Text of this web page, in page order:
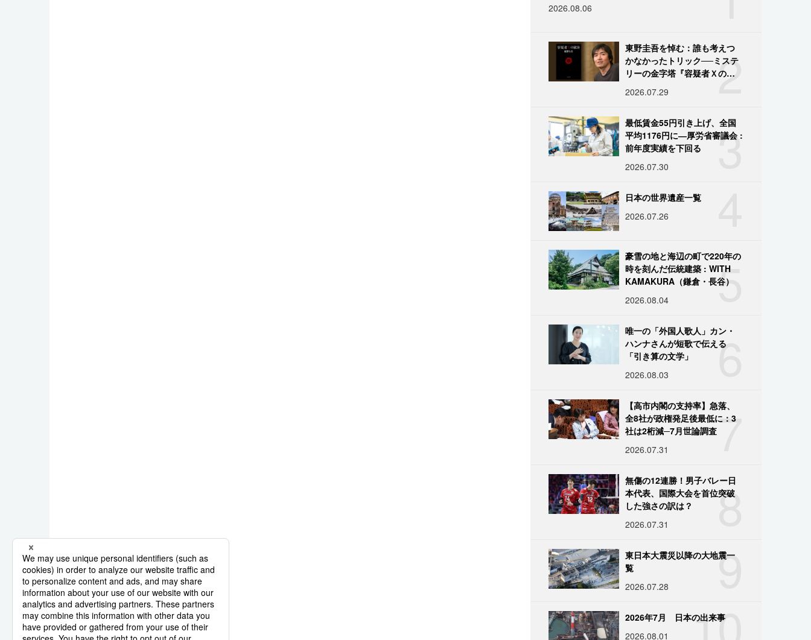
2026.08.06
2
東野圭吾を悼む：誰も考えつ
かなかったトリック──ミステ
リーの金字塔『容疑者Ｘの献
2026.07.29
3
最低賃金55円引き上げ、全国
平均1176円に―厚労省審議会 :
前年度実績を下回る
2026.07.30
日本の世界遺産一覧
2026.07.26
5
豪雪の地と海辺の町で220年の
時を刻んだ伝統建築 : WITH
KAMAKURA（鎌倉・長谷）
2026.08.04
6
唯一の「外国人歌人」カン・
ハンナさんが短歌で伝える
「引き算の文学」
2026.08.03
7
【高市内閣の支持率】急落、
全8社が政権発足後最低に：3
社は2桁減─7月世論調査
2026.07.31
8
無傷の12連勝！男子バレー日
本代表、国際大会を首位突破
した強さの訳は？
2026.07.31
9
東日本大震災以降の大地震一
覧
2026.07.28
10
2026年7月 日本の出来事
2026.08.01